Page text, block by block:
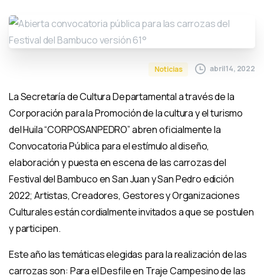
Noticias abril 14, 2022
La Secretaría de Cultura Departamental a través de la
Corporación para la Promoción de la cultura y el turismo
del Huila “CORPOSANPEDRO” abren oficialmente la
Convocatoria Pública para el estímulo al diseño,
elaboración y puesta en escena de las carrozas del
Festival del Bambuco en San Juan y San Pedro edición
2022; Artistas, Creadores, Gestores y Organizaciones
Culturales están cordialmente invitados a que se postulen
y participen.
Este año las temáticas elegidas para la realización de las
carrozas son: Para el Desfile en Traje Campesino de las